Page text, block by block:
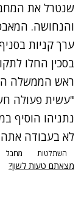
שנטרל את
והנחושה.
ערך קניות
בסכין החלו
ראש הממשלה
"עשית פעולה
נתניהו הוסיף
לא בעבודה אתה
השתלטות מחבל
מצאתם טעות לשון?